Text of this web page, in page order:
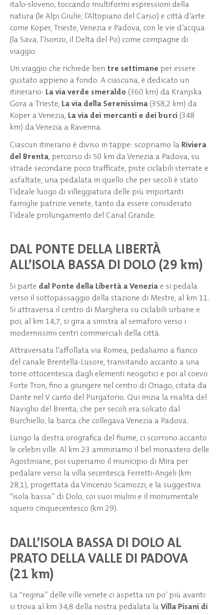
italo-sloveno, toccando multiformi espressioni della
natura (le Alpi Giulie, l’Altopiano del Carso) e città d’arte
come Koper, Trieste, Venezia e Padova, con le vie d’acqua
(la Sava, l’Isonzo, il Delta del Po) come compagne di
viaggio.
Un viaggio che richiede ben tre settimane per essere
gustato appieno a fondo. A ciascuna, è dedicato un
itinerario: La via verde smeraldo (360 km) da Kranjska
Gora a Trieste, La via della Serenissima (358,2 km) da
Koper a Venezia, La via dei mercanti e dei burci (348
km) da Venezia a Ravenna.
Ciascun itinerario è diviso in tappe: scopriamo la Riviera
del Brenta, percorso di 50 km da Venezia a Padova, su
strade secondarie poco trafficate, piste ciclabili sterrate e
asfaltate, una pedalata in quello che per secoli è stato
l’ideale luogo di villeggiatura delle più importanti
famiglie patrizie venete, tanto da essere considerato
l’ideale prolungamento del Canal Grande.
DAL PONTE DELLA LIBERTÀ
ALL’ISOLA BASSA DI DOLO (29 km)
Si parte dal Ponte della Libertà a Venezia e si pedala
verso il sottopassaggio della stazione di Mestre, al km 11.
Si attraversa il centro di Marghera su ciclabili urbane e
poi, al km 14,7, si gira a sinistra al semaforo verso i
modernissimi centri commerciali della città.
Attraversata l’affollata via Romea, pedaliamo a fianco
del canale Brentella-Lusore, transitando accanto a una
torre ottocentesca dagli elementi neogotici e poi al coevo
Forte Tron, fino a giungere nel centro di Oriago, citata da
Dante nel V canto del Purgatorio. Qui inizia la risalita del
Naviglio del Brenta, che per secoli era solcato dal
Burchiello, la barca che collegava Venezia a Padova.
Lungo la destra orografica del fiume, ci scorrono accanto
le celebri ville. Al km 23 ammiriamo il bel monastero delle
Agostiniane, poi superiamo il municipio di Mira per
pedalare verso la villa secentesca Ferretti-Angeli (km
28,1), progettata da Vincenzo Scamozzi, e la suggestiva
“isola bassa” di Dolo, coi suoi mulini e il monumentale
squero cinquecentesco (km 29).
DALL’ISOLA BASSA DI DOLO AL
PRATO DELLA VALLE DI PADOVA
(21 km)
La “regina” delle ville venete ci aspetta un po’ più avanti:
si trova al km 34,8 della nostra pedalata laVilla Pisani di